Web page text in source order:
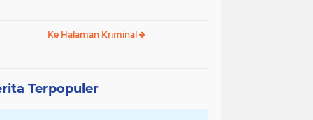
Ke Halaman Kriminal
Terpopuler